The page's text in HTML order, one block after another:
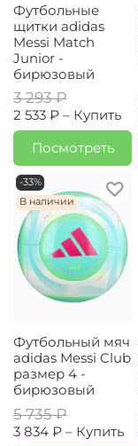
Футбольные
щитки adidas
Messi Match
Junior -
бирюзовый
3 293 ₽
2 533 ₽ – Купить
Посмотреть
-33%
В наличии
Футбольный мяч
adidas Messi Club
размер 4 -
бирюзовый
5 735 ₽
3 834 ₽ – Купить